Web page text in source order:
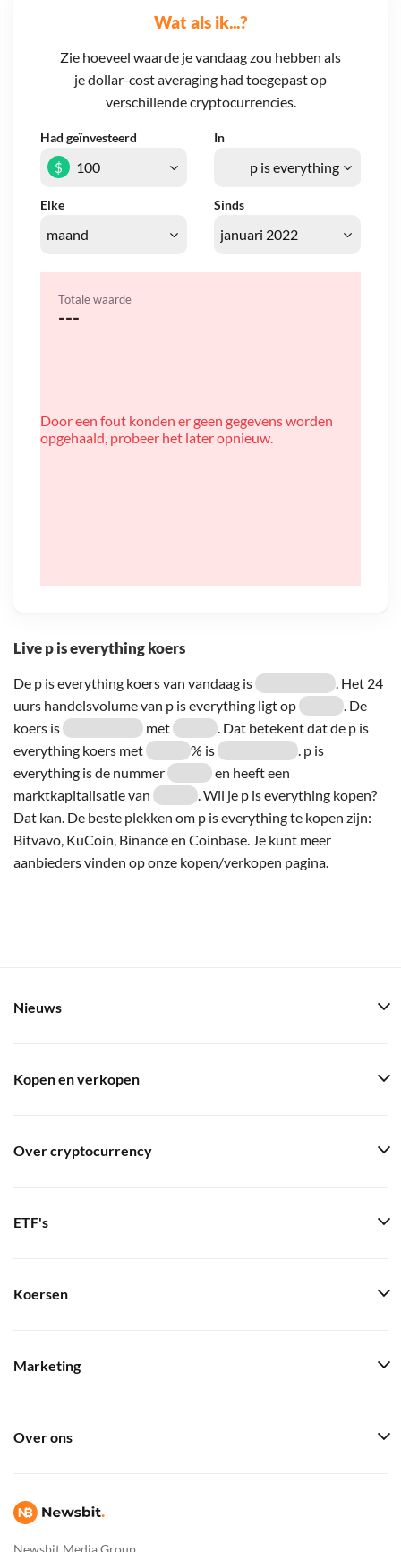
Live p is everything koers
De p is everything koers van vandaag is
. Het 24
uurs handelsvolume van p is everything ligt op
. De
koers is
met
. Dat betekent dat de p is
everything koers met
% is
. p is
everything is de nummer
en heeft een
marktkapitalisatie van
. Wil je p is everything kopen?
Dat kan. De beste plekken om p is everything te kopen zijn:
Bitvavo, KuCoin, Binance en Coinbase. Je kunt meer
aanbieders vinden op onze kopen/verkopen pagina.
Wat als ik...?
Zie hoeveel waarde je vandaag zou hebben als
je dollar-cost averaging had toegepast op
verschillende cryptocurrencies.
Had geïnvesteerd In
Elke Sinds
$
Totale waarde
---
Door een fout konden er geen gegevens worden
opgehaald, probeer het later opnieuw.
Newsbit Media Group
Nieuws
Kopen en verkopen
Over cryptocurrency
ETF's
Koersen
Marketing
Over ons